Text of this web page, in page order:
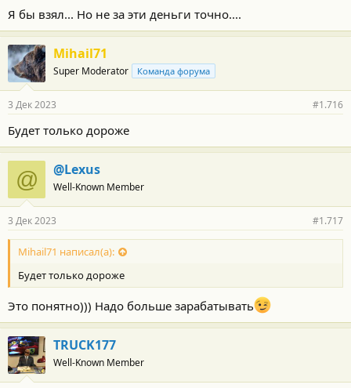
начальный гибрид
Дилеры привозят в Россию большой кроссовер Toyota Grand
Highlander 2024, и, несмотря на непростые условия на рынке,
цена пошла вниз. Если еще в сентябре машины предлагались
за 10,44 и 11 млн рублей, то сейчас автомобиль можно купить
за 9,6 и 10,44 млн рублей.
Меньше просят за чисто бензиновую версию – она оснащена
2,4 литровым бензиновым турбомотором мощностью 266 л.с. А
за 10,44 млн рублей предлагается гибрид на базе 2,5-литрового
мотора, в данном случае мощность даже чуть меньше – 247
л.с. Соответственно, снижение стоимости бензиновой версии
составило 840 тыс. рублей, гибридной – 560 тыс. рублей.
Я бы взял... Но не за эти деньги точно....
Mihail71
Super Moderator Команда форума
3 Дек 2023 #1.716
Будет только дороже
@ @Lexus
Well-Known Member
3 Дек 2023 #1.717
Mihail71 написал(а):
Будет только дороже
Это понятно))) Надо больше зарабатывать
TRUCK177
Well-Known Member